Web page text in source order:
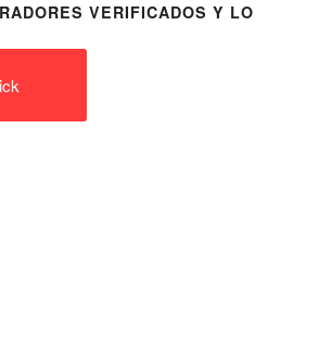
VERIFICADOS Y LO